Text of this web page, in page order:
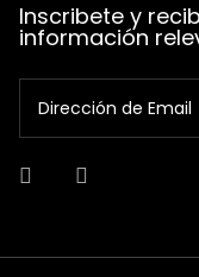
Inscribete y
información